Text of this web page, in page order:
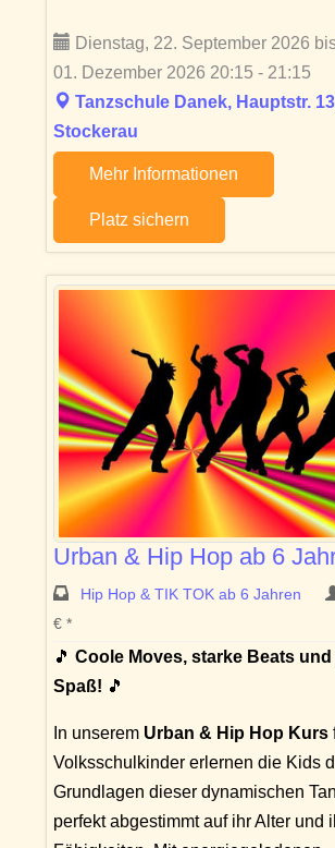
Dienstag, 22. September 2026
01. Dezember 2026 20:15 - 21:15
Tanzschule Danek, Hauptstr.
Stockerau
Mehr Informationen
Platz sichern
Urban & Hip Hop ab 6
Hip Hop & TIK TOK ab 6 Jahren
€ *
🎵 Coole Moves, starke Beats und
Spaß! 🎵
In unserem Urban & Hip Hop Kurs
Volksschulkinder erlernen die Kids
Grundlagen dieser dynamischen
perfekt abgestimmt auf ihr Alter und